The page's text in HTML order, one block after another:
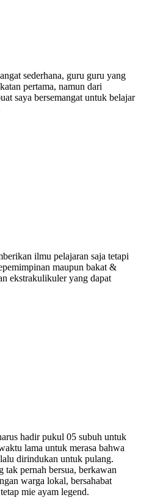
sederhana, guru guru yang
pertama, namun dari
saya bersemangat untuk belajar
ilmu pelajaran saja tetapi
maupun bakat &
ekstrakulikuler yang dapat
hadir pukul 05 subuh untuk
lama untuk merasa bahwa
dirindukan untuk pulang.
tak pernah bersua, berkawan
warga lokal, bersahabat
mie ayam legend.